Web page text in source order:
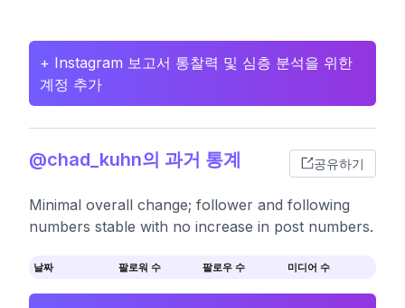
+ Instagram 보고서 통찰력 및 심층 분석을 위한
계정 추가
@chad_kuhn의 과거 통계 공유하기
Minimal overall change; follower and following
numbers stable with no increase in post numbers.
날짜 팔로워 수 팔로우 수 미디어 수